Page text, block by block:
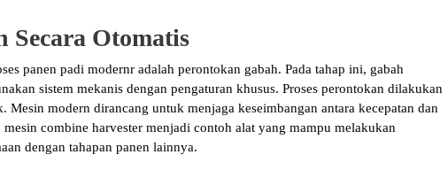
Secara Otomatis
panen padi modernr adalah perontokan gabah. Pada tahap ini, gabah
sistem mekanis dengan pengaturan khusus. Proses perontokan dilakukan
Mesin modern dirancang untuk menjaga keseimbangan antara kecepatan dan
combine harvester menjadi contoh alat yang mampu melakukan
dengan tahapan panen lainnya.